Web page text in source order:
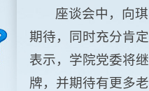
座谈会中，向
期待，同时充分肯
表示，学院党委将
牌，并期待有更多